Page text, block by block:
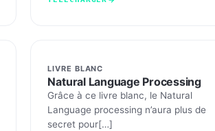
LIVRE BLANC
Natural Language Processing
Grâce à ce livre blanc, le Natural
Language processing n’aura plus de
secret pour[…]